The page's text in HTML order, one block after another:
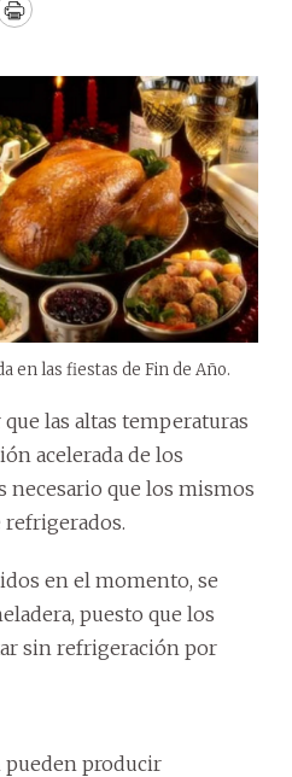
Print
en las fiestas de Fin de Año.
las altas temperaturas
acelerada de los
necesario que los mismos
en el momento, se
puesto que los
sin refrigeración por
pueden producir